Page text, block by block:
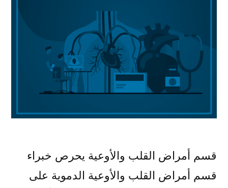
قسم أمراض القلب والأوعية يحرص خبراء
قسم أمراض القلب والأوعية الدموية على